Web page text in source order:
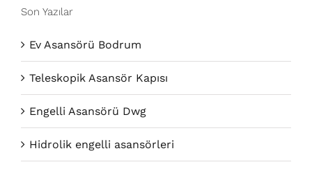
Son Yazılar
Ev Asansörü Bodrum
Teleskopik Asansör Kapısı
Engelli Asansörü Dwg
Hidrolik engelli asansörleri